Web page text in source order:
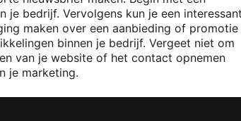
je bedrijf. Vervolgens kun je een interessant
maken over een aanbieding of promotie
binnen je bedrijf. Vergeet niet om
van je website of het contact opnemen
je marketing.